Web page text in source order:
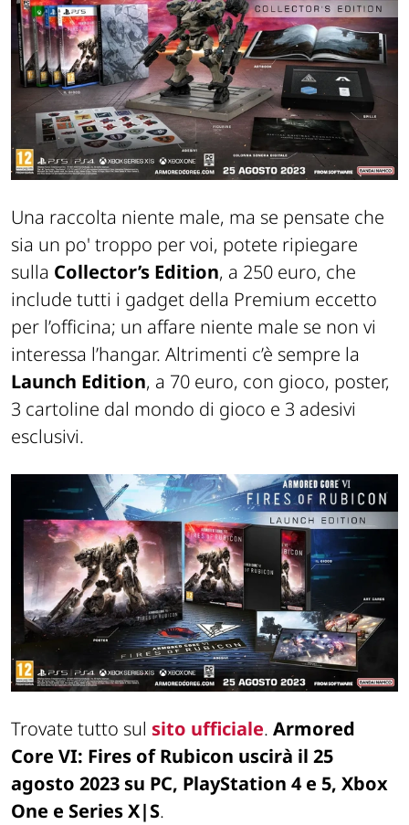
Una raccolta niente male, ma se pensate che
sia un po' troppo per voi, potete ripiegare
sulla Collector’s Edition, a 250 euro, che
include tutti i gadget della Premium eccetto
per l’officina; un affare niente male se non vi
interessa l’hangar. Altrimenti c’è sempre la
Launch Edition, a 70 euro, con gioco, poster,
3 cartoline dal mondo di gioco e 3 adesivi
esclusivi.
Trovate tutto sul sito ufficiale. Armored
Core VI: Fires ofRubicon uscirà il 25
agosto 2023 su PC, PlayStation 4 e 5, Xbox
One e Series X|S.